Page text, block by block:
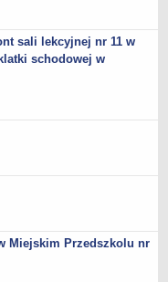
sali lekcyjnej nr 11 w
schodowej w
Miejskim Przedszkolu nr